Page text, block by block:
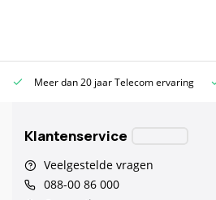
Meer dan 20 jaar Telecom ervaring
Klantenservice
Veelgestelde vragen
088-00 86 000